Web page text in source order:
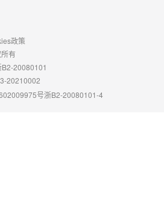
政策
有
B2-20080101
20210002
号浙B2-20080101-4